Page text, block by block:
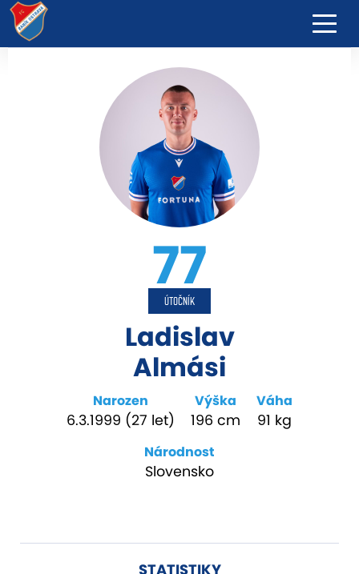
77
ÚTOČNÍK
Ladislav
Almási
Narozen
6.3.1999 (27 let)
Výška
196 cm
Váha
91 kg
Národnost
Slovensko
STATISTIKY